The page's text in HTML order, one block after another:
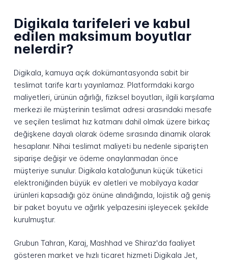
Digikala tarifeleri ve kabul
edilen maksimum boyutlar
nelerdir?
Digikala, kamuya açık dokümantasyonda sabit bir
teslimat tarife kartı yayınlamaz. Platformdaki kargo
maliyetleri, ürünün ağırlığı, fiziksel boyutları, ilgili karşılama
merkezi ile müşterinin teslimat adresi arasındaki mesafe
ve seçilen teslimat hız katmanı dahil olmak üzere birkaç
değişkene dayalı olarak ödeme sırasında dinamik olarak
hesaplanır. Nihai teslimat maliyeti bu nedenle siparişten
siparişe değişir ve ödeme onaylanmadan önce
müşteriye sunulur. Digikala kataloğunun küçük tüketici
elektroniğinden büyük ev aletleri ve mobilyaya kadar
ürünleri kapsadığı göz önüne alındığında, lojistik ağ geniş
bir paket boyutu ve ağırlık yelpazesini işleyecek şekilde
kurulmuştur.
Grubun Tahran, Karaj, Mashhad ve Shiraz'da faaliyet
gösteren market ve hızlı ticaret hizmeti Digikala Jet,